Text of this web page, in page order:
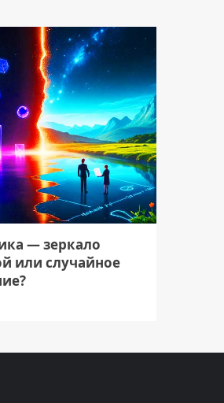
— зеркало
или случайное